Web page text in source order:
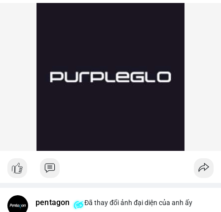
pentagon Đã thay đổi ảnh đại diện của anh ấy